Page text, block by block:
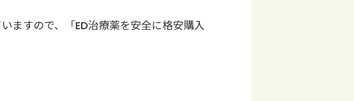
ますので、「ED治療薬を安全に格安購入